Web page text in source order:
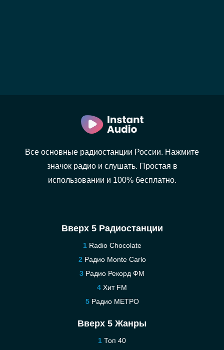
Все основные радиостанции России. Нажмите
значок радио и слушать. Простая в
использовании и 100% бесплатно.
Вверх 5 Радиостанции
Radio Chocolate
Радио Monte Carlo
Радио Рекорд ФМ
Хит FM
Радио МЕТРО
Вверх 5 Жанры
Топ 40